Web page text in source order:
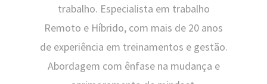
trabalho. Especialista em trabalho
Remoto e Híbrido, com mais de 20 anos
de experiência em treinamentos e gestão.
Abordagem com ênfase na mudança e